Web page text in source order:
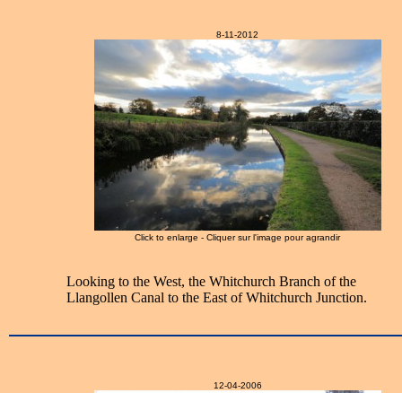
8-11-2012
Click to enlarge - Cliquer sur l'image pour agrandir
Looking to the West, the Whitchurch Branch of the
Llangollen Canal to the East of Whitchurch Junction.
12-04-2006